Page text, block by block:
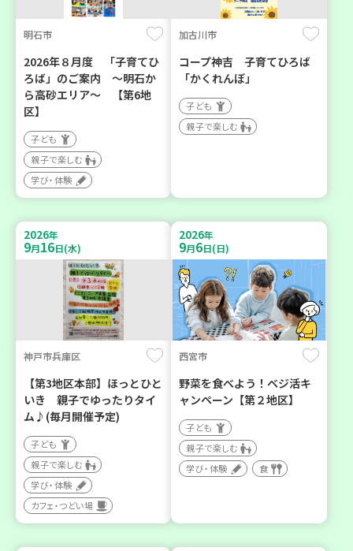
明石市
2026年８月度 「子育てひ
ろば」のご案内 ～明石か
ら高砂エリア～ 【第6地
区】
子ども
親子で楽しむ
学び・体験
加古川市
コープ神吉 子育てひろば
「かくれんぼ」
子ども
親子で楽しむ
2026年
9月16日(水)
神戸市兵庫区
【第3地区本部】ほっとひと
いき 親子でゆったりタイ
ム♪(毎月開催予定)
子ども
親子で楽しむ
学び・体験
カフェ・つどい場
2026年
9月6日(日)
西宮市
野菜を食べよう！ベジ活キ
ャンペーン【第２地区】
子ども
親子で楽しむ
学び・体験
食